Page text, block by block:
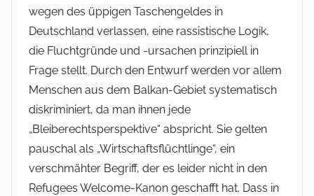
wegen des üppigen Taschengeldes in
Deutschland verlassen, eine rassistische Logik,
die Fluchtgründe und -ursachen prinzipiell in
Frage stellt. Durch den Entwurf werden vor allem
Menschen aus dem Balkan-Gebiet systematisch
diskriminiert, da man ihnen jede
„Bleiberechtsperspektive“ abspricht. Sie gelten
pauschal als „Wirtschaftsflüchtlinge“, ein
verschmähter Begriff, der es leider nicht in den
Refugees Welcome-Kanon geschafft hat. Dass in